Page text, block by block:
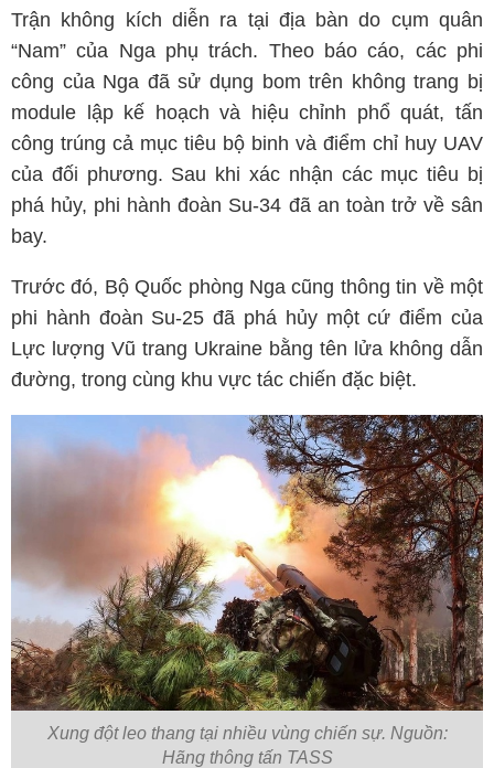
Trận không kích diễn ra tại địa bàn do cụm quân
“Nam” của Nga phụ trách. Theo báo cáo, các phi
công của Nga đã sử dụng bom trên không trang bị
module lập kế hoạch và hiệu chỉnh phổ quát, tấn
công trúng cả mục tiêu bộ binh và điểm chỉ huy UAV
của đối phương. Sau khi xác nhận các mục tiêu bị
phá hủy, phi hành đoàn Su-34 đã an toàn trở về sân
bay.
Trước đó, Bộ Quốc phòng Nga cũng thông tin về một
phi hành đoàn Su-25 đã phá hủy một cứ điểm của
Lực lượng Vũ trang Ukraine bằng tên lửa không dẫn
đường, trong cùng khu vực tác chiến đặc biệt.
Xung đột leo thang tại nhiều vùng chiến sự. Nguồn:
Hãng thông tấn TASS